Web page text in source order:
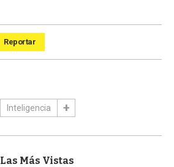
Reportar
Inteligencia
Las Más Vistas